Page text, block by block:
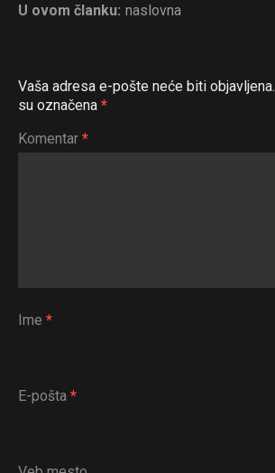
U ovom članku: naslovna
Vaša adresa e-pošte neće biti objavljena.
su označena *
Komentar *
Ime *
E-pošta *